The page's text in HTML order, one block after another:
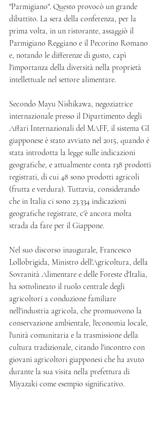
"Parmigiano". Questo provocò un grande
dibattito. La sera della conferenza, per la
prima volta, in un ristorante, assaggiò il
Parmigiano Reggiano e il Pecorino Romano
e, notando le differenze di gusto, capì
l'importanza della diversità nella proprietà
intellettuale nel settore alimentare.
Secondo Mayu Nishikawa, negoziatrice
internazionale presso il Dipartimento degli
Affari Internazionali del MAFF, il sistema GI
giapponese è stato avviato nel 2015, quando è
stata introdotta la legge sulle indicazioni
geografiche, e attualmente conta 138 prodotti
registrati, di cui 48 sono prodotti agricoli
(frutta e verdura). Tuttavia, considerando
che in Italia ci sono 23.334 indicazioni
geografiche registrate, c'è ancora molta
strada da fare per il Giappone.
Nel suo discorso inaugurale, Francesco
Lollobrigida, Ministro dell'Agricoltura, della
Sovranità Alimentare e delle Foreste d'Italia,
ha sottolineato il ruolo centrale degli
agricoltori a conduzione familiare
nell'industria agricola, che promuovono la
conservazione ambientale, l'economia locale,
l'unità comunitaria e la trasmissione della
cultura tradizionale, citando l'incontro con
giovani agricoltori giapponesi che ha avuto
durante la sua visita nella prefettura di
Miyazaki come esempio significativo.